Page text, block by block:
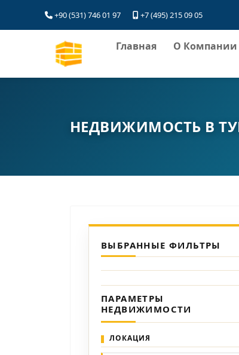
+90 (531) 746 01 97 +7 (495) 215 09 05
Главная О Компании
НЕДВИЖИМОСТЬ В
ВЫБРАННЫЕ ФИЛЬТРЫ
ПАРАМЕТРЫ
НЕДВИЖИМОСТИ
ЛОКАЦИЯ